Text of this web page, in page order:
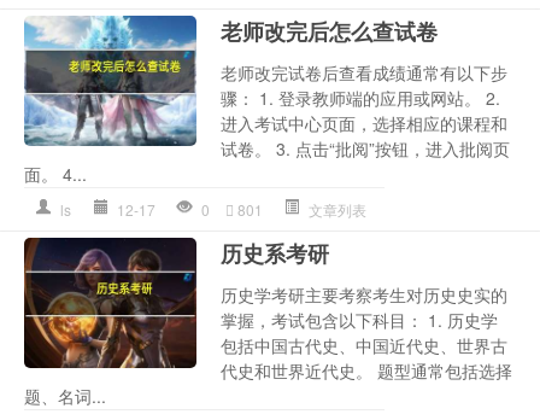
老师改完后怎么查试卷
老师改完试卷后查看成绩通常有以下步
骤： 1. 登录教师端的应用或网站。 2.
进入考试中心页面，选择相应的课程和
试卷。 3. 点击“批阅”按钮，进入批阅页
面。 4...
ls 12-17 0 801 文章列表
历史系考研
历史学考研主要考察考生对历史史实的
掌握，考试包含以下科目： 1. 历史学
包括中国古代史、中国近代史、世界古
代史和世界近代史。 题型通常包括选择
题、名词...